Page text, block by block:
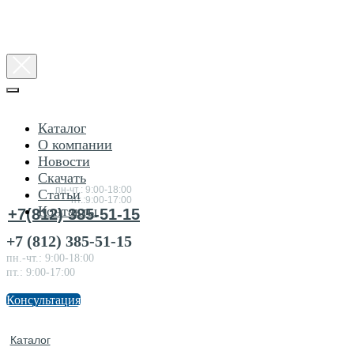
Консультация
по товарам
пн-чт.: 9:00-18:00
пт.:9:00-17:00
+7(812) 385-51-15
Каталог
Каталог
О компании
Новости
Скачать
Статьи
Контакты
+7 (812) 385-51-15
пн.-чт.: 9:00-18:00
пт.: 9:00-17:00
Консультация